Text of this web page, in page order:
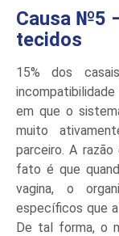
Causa №5
tecidos
15% dos
em que o
muito
parceiro. A
fato é que
vagina, o
específicos que
De tal forma, o